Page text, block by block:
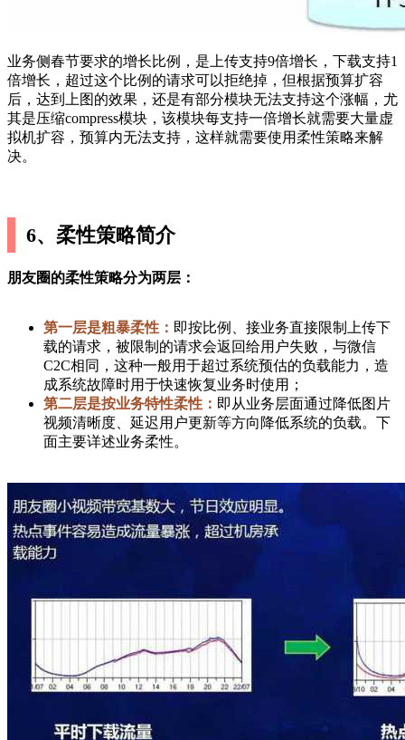
业务侧春节要求的增长比例，是上传支持9倍增长，下载支持1
倍增长，超过这个比例的请求可以拒绝掉，但根据预算扩容
后，达到上图的效果，还是有部分模块无法支持这个涨幅，尤
其是压缩compress模块，该模块每支持一倍增长就需要大量虚
拟机扩容，预算内无法支持，这样就需要使用柔性策略来解
决。
6、柔性策略简介
朋友圈的柔性策略分为两层：
第一层是粗暴柔性： 即按比例、接业务直接限制上传下
载的请求，被限制的请求会返回给用户失败，与微信
C2C相同，这种一般用于超过系统预估的负载能力，造
成系统故障时用于快速恢复业务时使用；
第二层是按业务特性柔性： 即从业务层面通过降低图片
视频清晰度、延迟用户更新等方向降低系统的负载。下
面主要详述业务柔性。